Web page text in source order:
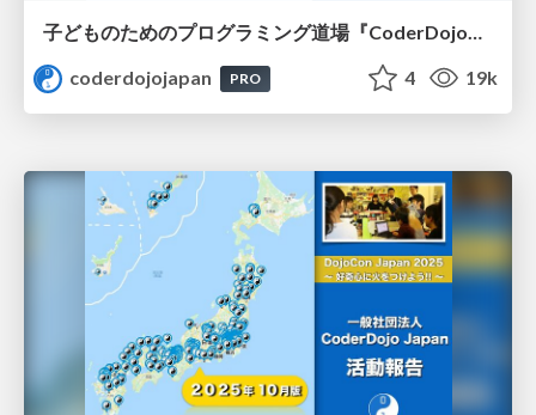
子どものためのプログラミング道場『CoderDojo』〜法人提携例〜 / Partnership with CoderDojo Japan
coderdojojapan
PRO 4 19k